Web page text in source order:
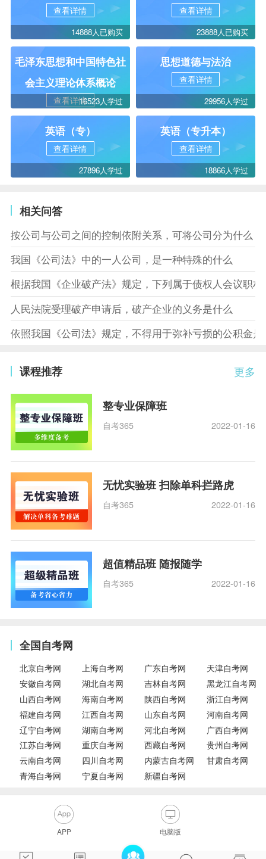
查看详情
14888人已购买
查看详情
23888人已购买
毛泽东思想和中国特色社
会主义理论体系概论
查看详情16523人学过
思想道德与法治
查看详情
29956人学过
英语（专）
查看详情
27896人学过
英语（专升本）
查看详情
18866人学过
相关问答
按公司与公司之间的控制依附关系，可将公司分为什么
我国《公司法》中的一人公司，是一种特殊的什么
根据我国《企业破产法》规定，下列属于债权人会议职
人民法院受理破产申请后，破产企业的义务是什么
依照我国《公司法》规定，不得用于弥补亏损的公积金是
更多
课程推荐
整专业保障班
自考365 2022-01-16
无忧实验班 扫除单科拦路虎
自考365 2022-01-16
超值精品班 随报随学
自考365 2022-01-16
全国自考网
北京自考网 上海自考网 广东自考网
天津自考网
安徽自考网
湖北自考网 吉林自考网
黑龙江自考网
山西自考网
海南自考网 陕西自考网
浙江自考网
福建自考网
江西自考网 山东自考网
河南自考网
辽宁自考网
湖南自考网 河北自考网
广西自考网
江苏自考网
重庆自考网 西藏自考网
贵州自考网
云南自考网
四川自考网 内蒙古自考网
甘肃自考网
青海自考网
宁夏自考网 新疆自考网
APP 电脑版